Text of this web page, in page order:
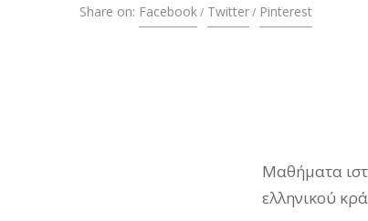
Share on: Facebook Twitter Pinterest
Μαθήματα
ελληνικού